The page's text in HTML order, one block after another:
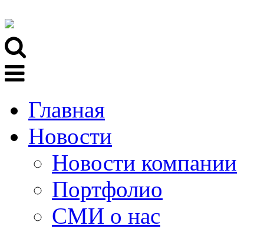
Главная
Новости
Новости компании
Портфолио
СМИ о нас